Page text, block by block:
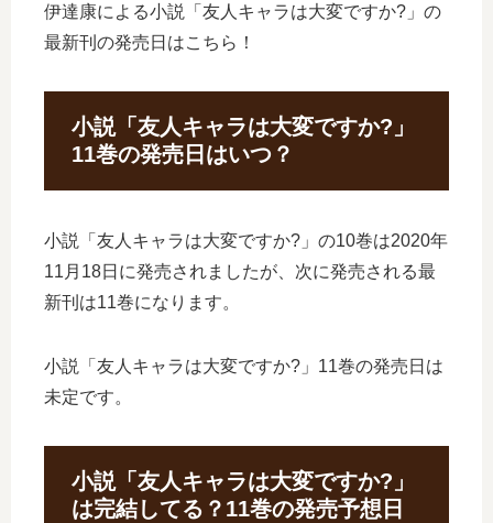
伊達康による小説「友人キャラは大変ですか?」の
最新刊の発売日はこちら！
小説「友人キャラは大変ですか?」
11巻の発売日はいつ？
小説「友人キャラは大変ですか?」の10巻は2020年
11月18日に発売されましたが、次に発売される最
新刊は11巻になります。
小説「友人キャラは大変ですか?」11巻の発売日は
未定です。
小説「友人キャラは大変ですか?」
は完結してる？11巻の発売予想日